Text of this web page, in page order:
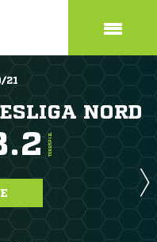
21
NORD
TORE/SPIEL